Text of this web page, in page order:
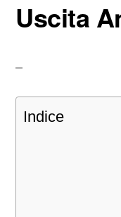
Uscita
Indice